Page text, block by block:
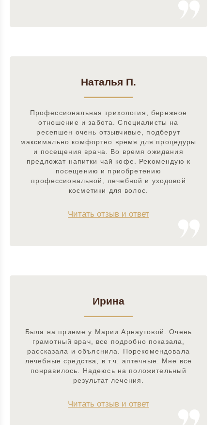
Наталья П.
Профессиональная трихология, бережное
отношение и забота. Специалисты на
ресепшен очень отзывчивые, подберут
максимально комфортно время для процедуры
и посещения врача. Во время ожидания
предложат напитки чай кофе. Рекомендую к
посещению и приобретению
профессиональной, лечебной и уходовой
косметики для волос.
Читать отзыв и ответ
Ирина
Была на приеме у Марии Арнаутовой. Очень
грамотный врач, все подробно показала,
рассказала и объяснила. Порекомендовала
лечебные средства, в т.ч. аптечные. Мне все
понравилось. Надеюсь на положительный
результат лечения.
Читать отзыв и ответ